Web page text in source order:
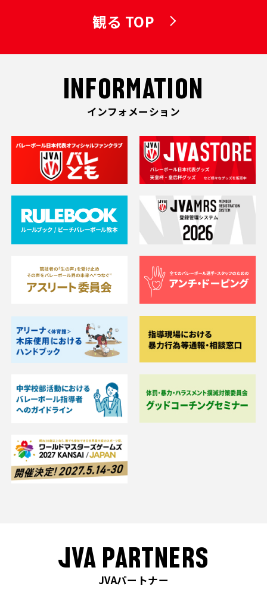
観る TOP
INFORMATION
インフォメーション
JVA PARTNERS
JVAパートナー